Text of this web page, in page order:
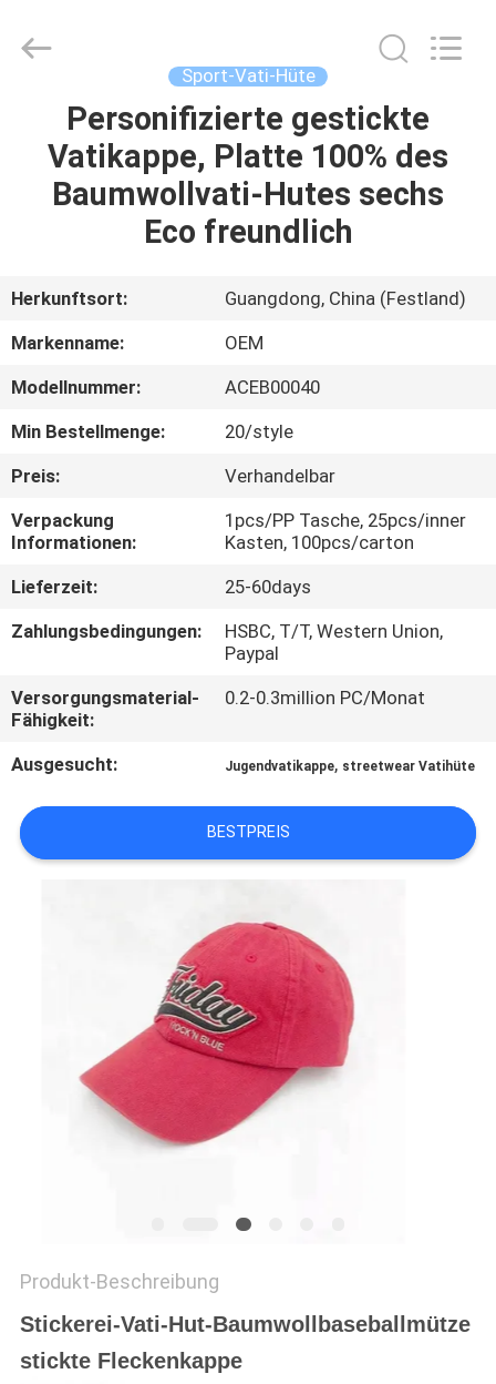
HAUS
PRODUKTE
UNS
AUSFLUG
QUALITÄTSKONTROLLE
TRETEN
SIE
MIT
IN
VERBINDUNG
NACHRICHTEN
POLICY
Ltd..
Sport-Vati-Hüte
Personifizierte gestickte
Vatikappe, Platte 100% des
Baumwollvati-Hutes sechs
Eco freundlich
Herkunftsort:
Guangdong, China (Festland)
Markenname:
OEM
Modellnummer:
ACEB00040
Min Bestellmenge:
20/style
Preis:
Verhandelbar
Verpackung
Informationen:
1pcs/PP Tasche, 25pcs/inner
Kasten, 100pcs/carton
Lieferzeit:
25-60days
Zahlungsbedingungen:
HSBC, T/T, Western Union,
Paypal
Versorgungsmaterial-
Fähigkeit:
0.2-0.3million PC/Monat
Ausgesucht: Jugendvatikappe, streetwear Vatihüte
BESTPREIS
Produkt-Beschreibung
Stickerei-Vati-Hut-Baumwollbaseballmütze
stickte Fleckenkappe